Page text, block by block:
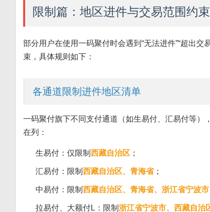
限制篇：地区进件与交易范围约束
部分用户在使用一码聚付时会遇到“无法进件”“超出
束，具体规则如下：
各通道限制进件地区清单
一码聚付旗下不同支付通道（如生易付、汇易付等
在列：
生易付：仅限制 西藏自治区 ；
汇易付：限制 西藏自治区、青海省；
中易付：限制 西藏自治区、青海省、浙江省宁波市
拉易付、大额付L：限制 浙江省宁波市、西藏自治